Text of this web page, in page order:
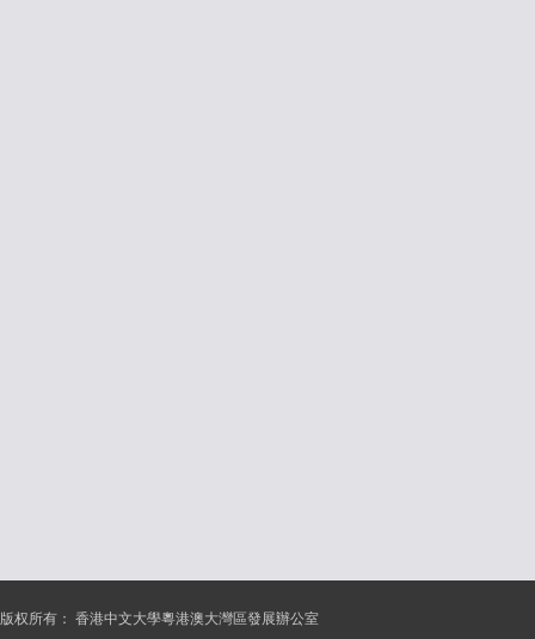
版权所有： 香港中文大學粵港澳大灣區發展辦公室